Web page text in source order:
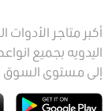
أكبر متاجر الأدوات
اليدويه بجميع
إلى مستوى السوق